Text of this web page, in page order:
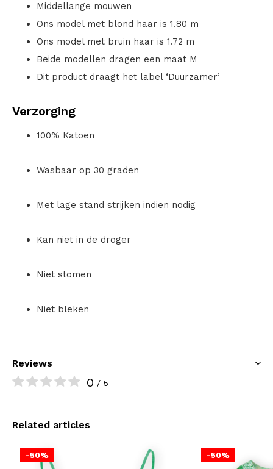
Middellange mouwen
Ons model met blond haar is 1.80 m
Ons model met bruin haar is 1.72 m
Beide modellen dragen een maat M
Dit product draagt het label ‘Duurzamer’
Verzorging
100% Katoen
Wasbaar op 30 graden
Met lage stand strijken indien nodig
Kan niet in de droger
Niet stomen
Niet bleken
Reviews
0 / 5
Related articles
-50% -50%